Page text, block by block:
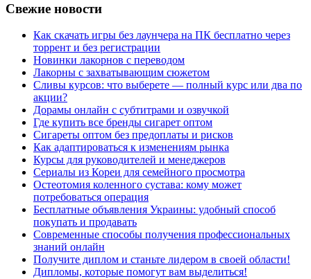
Свежие новости
Как скачать игры без лаунчера на ПК бесплатно через
торрент и без регистрации
Новинки лакорнов с переводом
Лакорны с захватывающим сюжетом
Сливы курсов: что выберете — полный курс или два по
акции?
Дорамы онлайн с субтитрами и озвучкой
Где купить все бренды сигарет оптом
Сигареты оптом без предоплаты и рисков
Как адаптироваться к изменениям рынка
Курсы для руководителей и менеджеров
Сериалы из Кореи для семейного просмотра
Остеотомия коленного сустава: кому может
потребоваться операция
Бесплатные объявления Украины: удобный способ
покупать и продавать
Современные способы получения профессиональных
знаний онлайн
Получите диплом и станьте лидером в своей области!
Дипломы, которые помогут вам выделиться!